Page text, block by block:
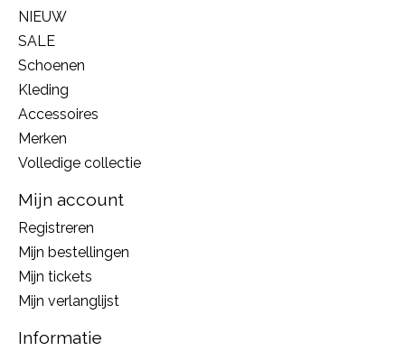
NIEUW
SALE
Schoenen
Kleding
Accessoires
Merken
Volledige collectie
Mijn account
Registreren
Mijn bestellingen
Mijn tickets
Mijn verlanglijst
Informatie